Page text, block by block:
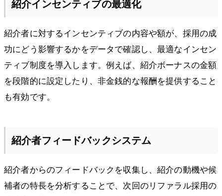
紹介インセンティブの最適化
紹介者に対するインセンティブの内容や額が、採用の成
功にどう影響するかをデータで確認し、最適なインセン
ティブ制度を導入します。例えば、紹介ボーナスの金額
を段階的に設定したり、非金銭的な報酬を提供すること
も有効です。
紹介者フィードバックシステム
紹介者からのフィードバックを収集し、紹介の動機や候
補者の特長を分析することで、次回のリファラル採用の